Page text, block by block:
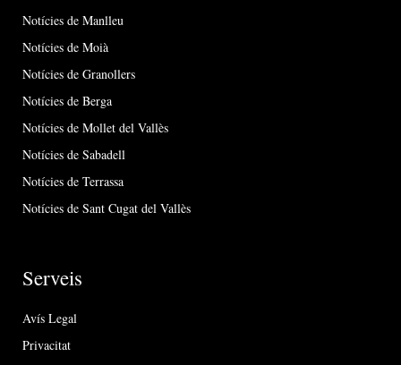
Notícies de Manlleu
Notícies de Moià
Notícies de Granollers
Notícies de Berga
Notícies de Mollet del Vallès
Notícies de Sabadell
Notícies de Terrassa
Notícies de Sant Cugat del Vallès
Serveis
Avís Legal
Privacitat